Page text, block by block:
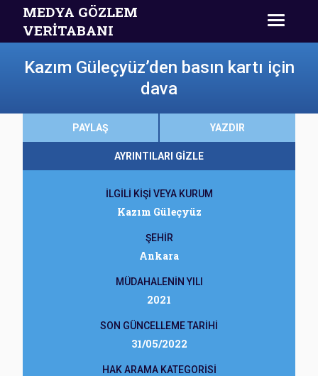
MEDYA GÖZLEM
VERİTABANI
Kazım Güleçyüz’den basın kartı için
dava
PAYLAŞ YAZDIR
AYRINTILARI GİZLE
İLGİLİ KİŞİ VEYA KURUM
Kazım Güleçyüz
ŞEHİR
Ankara
MÜDAHALENİN YILI
2021
SON GÜNCELLEME TARİHİ
31/05/2022
HAK ARAMA KATEGORİSİ